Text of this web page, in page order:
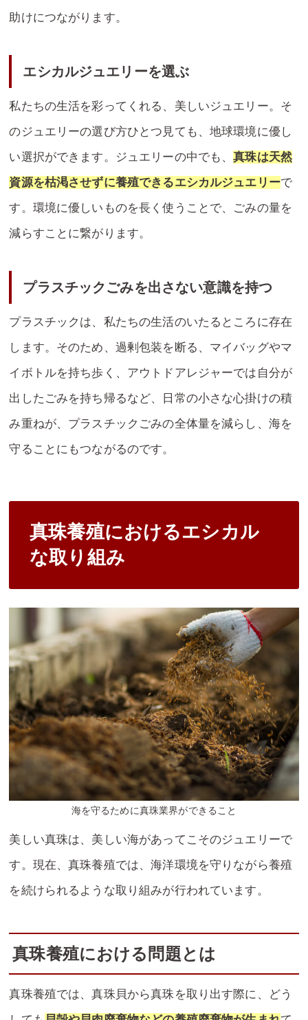
助けにつながります。
エシカルジュエリーを選ぶ
私たちの生活を彩ってくれる、美しいジュエリー。そ
のジュエリーの選び方ひとつ見ても、地球環境に優し
い選択ができます。ジュエリーの中でも、真珠は天然
資源を枯渇させずに養殖できるエシカルジュエリーで
す。環境に優しいものを長く使うことで、ごみの量を
減らすことに繋がります。
プラスチックごみを出さない意識を持つ
プラスチックは、私たちの生活のいたるところに存在
します。そのため、過剰包装を断る、マイバッグやマ
イボトルを持ち歩く、アウトドアレジャーでは自分が
出したごみを持ち帰るなど、日常の小さな心掛けの積
み重ねが、プラスチックごみの全体量を減らし、海を
守ることにもつながるのです。
真珠養殖におけるエシカル
な取り組み
海を守るために真珠業界ができること
美しい真珠は、美しい海があってこそのジュエリーで
す。現在、真珠養殖では、海洋環境を守りながら養殖
を続けられるような取り組みが行われています。
真珠養殖における問題とは
真珠養殖では、真珠貝から真珠を取り出す際に、どう